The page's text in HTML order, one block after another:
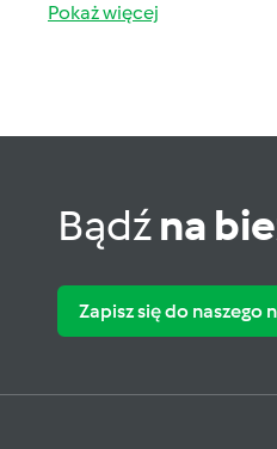
Pokaż więcej
Bądźna
Zapisz się do naszego